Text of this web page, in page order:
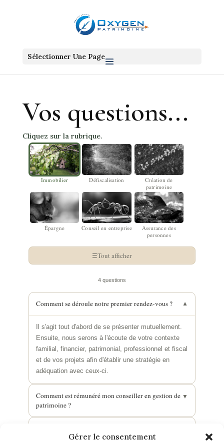
Gérer le consentement
Sélectionner Une Page
Vos questions...
Cliquez sur la rubrique.
Immobilier Défiscalisation
Création de
patrimoine
Épargne Conseil en entreprise
Assurance des
personnes
Tout afficher
4 questions
Comment se déroule notre premier rendez-vous ? ▼
Il s'agit tout d'abord de se présenter mutuellement.
Ensuite, nous serons à l'écoute de votre contexte
familial, financier, patrimonial, professionnel et fiscal
et de vos projets afin d'établir une stratégie en
adéquation avec ceux-ci.
Comment est rémunéré mon conseiller en gestion de
patrimoine ?
▼